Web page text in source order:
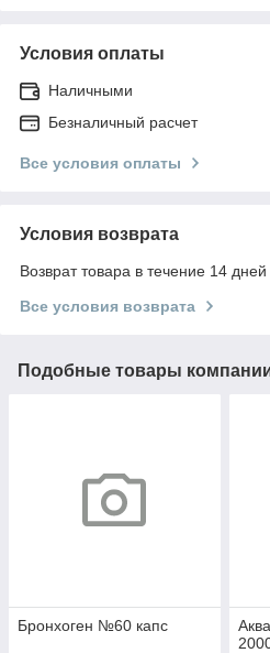
Условия оплаты
Наличными
Безналичный расчет
Все условия оплаты
Условия возврата
Возврат товара в течение 14
Все условия возврата
Подобные товары
Бронхоген №60 капс